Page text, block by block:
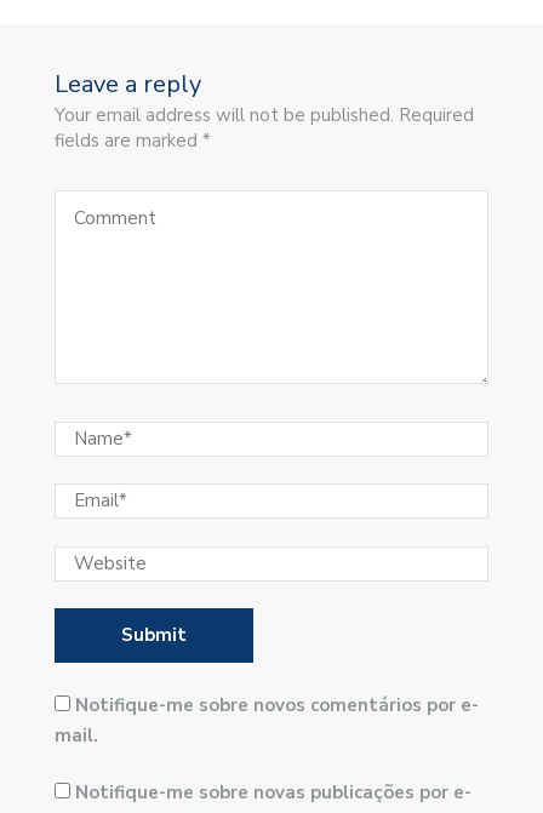
Leave a reply
Your email address will not be published. Required
fields are marked *
Notifique-me sobre novos comentários por e-
mail.
Notifique-me sobre novas publicações por e-